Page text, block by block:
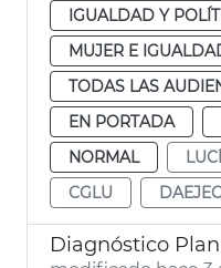
IGUALDAD Y
MUJER E
TODAS LAS
EN PORTADA
NORMAL
CGLU
Diagnóstico